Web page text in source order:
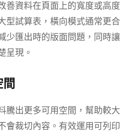
善資料在頁面上的寬度或高度
型試算表，橫向模式通常更合
少匯出時的版面問題，同時讓
呈現。
騰出更多可用空間，幫助較大
會裁切內容。有效運用可列印